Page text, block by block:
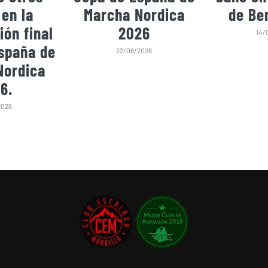
la
final
de
Marcha Nordica
2026
22/06/2026
de
14/